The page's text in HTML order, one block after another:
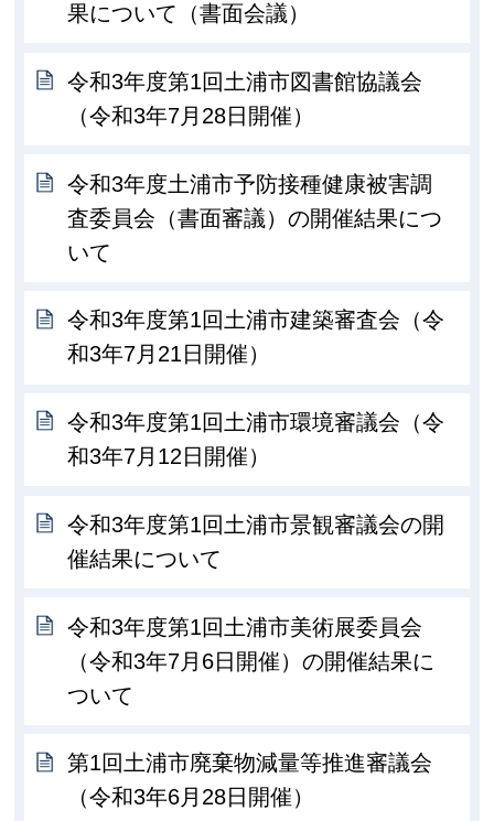
果について（書面会議）
令和3年度第1回土浦市図書館協議会
（令和3年7月28日開催）
令和3年度土浦市予防接種健康被害調
査委員会（書面審議）の開催結果につ
いて
令和3年度第1回土浦市建築審査会（令
和3年7月21日開催）
令和3年度第1回土浦市環境審議会（令
和3年7月12日開催）
令和3年度第1回土浦市景観審議会の開
催結果について
令和3年度第1回土浦市美術展委員会
（令和3年7月6日開催）の開催結果に
ついて
第1回土浦市廃棄物減量等推進審議会
（令和3年6月28日開催）